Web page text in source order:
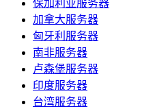
保加利亚服务器
加拿大服务器
匈牙利服务器
南非服务器
卢森堡服务器
印度服务器
台湾服务器